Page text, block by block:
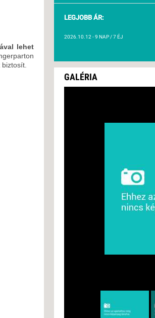
GALÉRIA
LEGJOBB ÁR:
2026.10.12 - 9 NAP / 7 ÉJ
lehet